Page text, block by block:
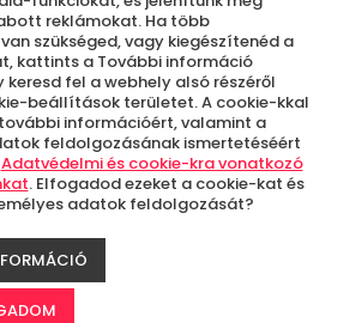
VI. kerület
reklámokat. Ha több
szükséged, vagy kiegészítenéd a
kattints a További információ
keresd fel a webhely alsó részéről
beállítások területet. A cookie-kkal
információért, valamint a
feldolgozásának ismertetéséért
Adatvédelmi és cookie-kra vonatkozó
. Elfogadod ezeket a cookie-kat és
adatok feldolgozását?